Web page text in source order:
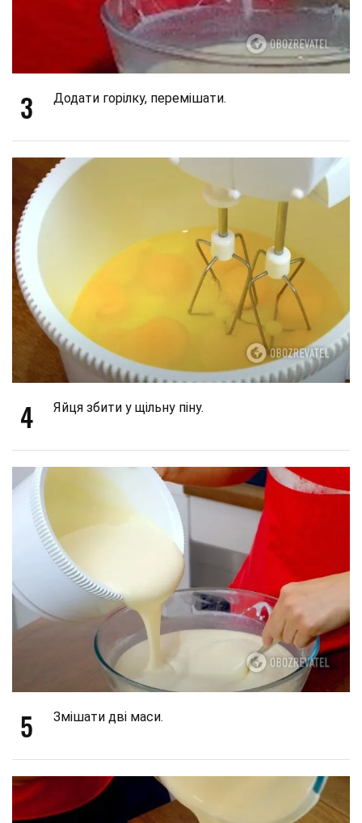
3 Додати горілку, перемішати.
4 Яйця збити у щільну піну.
5 Змішати дві маси.